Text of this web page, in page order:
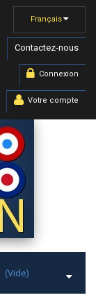
Français
Contactez-nous
Connexion
Votre compte
(vide)